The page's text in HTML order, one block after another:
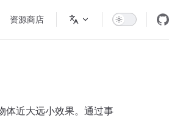
资源商店
体近大远小效果。通过事